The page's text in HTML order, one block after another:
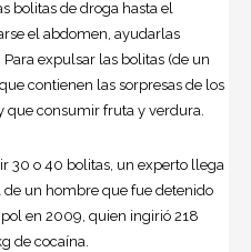
bolitas de droga hasta el
el abdomen, ayudarlas
expulsar las bolitas (de un
contienen las sorpresas de los
que consumir fruta y verdura.
30 o 40 bolitas, un experto llega
de un hombre que fue detenido
en 2009, quien ingirió 218
de cocaína.